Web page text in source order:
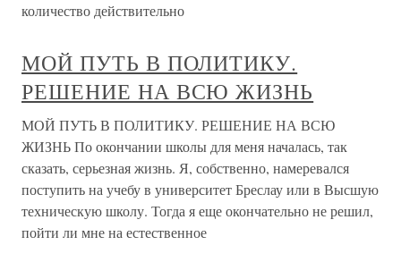
количество действительно
МОЙ ПУТЬ В ПОЛИТИКУ.
РЕШЕНИЕ НА ВСЮ ЖИЗНЬ
МОЙ ПУТЬ В ПОЛИТИКУ. РЕШЕНИЕ НА ВСЮ
ЖИЗНЬ По окончании школы для меня началась, так
сказать, серьезная жизнь. Я, собственно, намеревался
поступить на учебу в университет Бреслау или в Высшую
техническую школу. Тогда я еще окончательно не решил,
пойти ли мне на естественное